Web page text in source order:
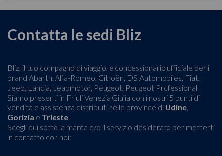
Contatta le sedi Bliz
Bliz, il tuo compagno di viaggio, è concessionario ufficiale per i
brand Abarth, Alfa-Romeo, Citroën, DS Automobiles, Fiat,
Jeep, Lancia, Leapmotor, Peugeot, Peugeot Professional.
Siamo presenti in Friuli Venezia Giulia con i nostri 5 punti di
vendita e assistenza distribuiti nelle province di Udine,
Gorizia e Trieste.
Scegli qui sotto la marca e/o il servizio desiderato per metterti
in contatto con noi: